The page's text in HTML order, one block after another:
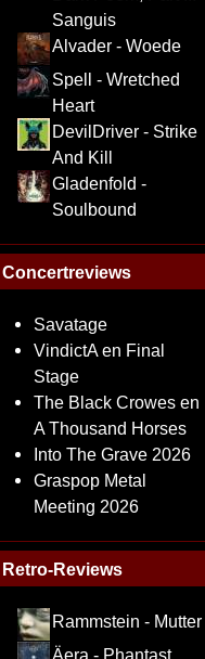
Sanguis
Alvader - Woede
Spell - Wretched
Heart
DevilDriver - Strike
And Kill
Gladenfold -
Soulbound
Concertreviews
Savatage
VindictA en Final
Stage
The Black Crowes en
A Thousand Horses
Into The Grave 2026
Graspop Metal
Meeting 2026
Retro-Reviews
Rammstein - Mutter
Äera - Phantast